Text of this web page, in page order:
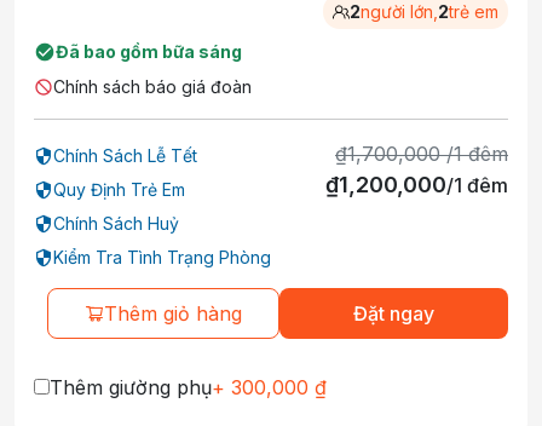
2người lớn, 2trẻ em
Đã bao gồm bữa sáng
Chính sách báo giá đoàn
Chính Sách Lễ Tết
Quy Định Trẻ Em
Chính Sách Huỷ
Kiểm Tra Tình Trạng Phòng
₫1,700,000 /1 đêm
₫1,200,000/1 đêm
Thêm giỏ hàng Đặt ngay
Thêm giường phụ+ 300,000 ₫